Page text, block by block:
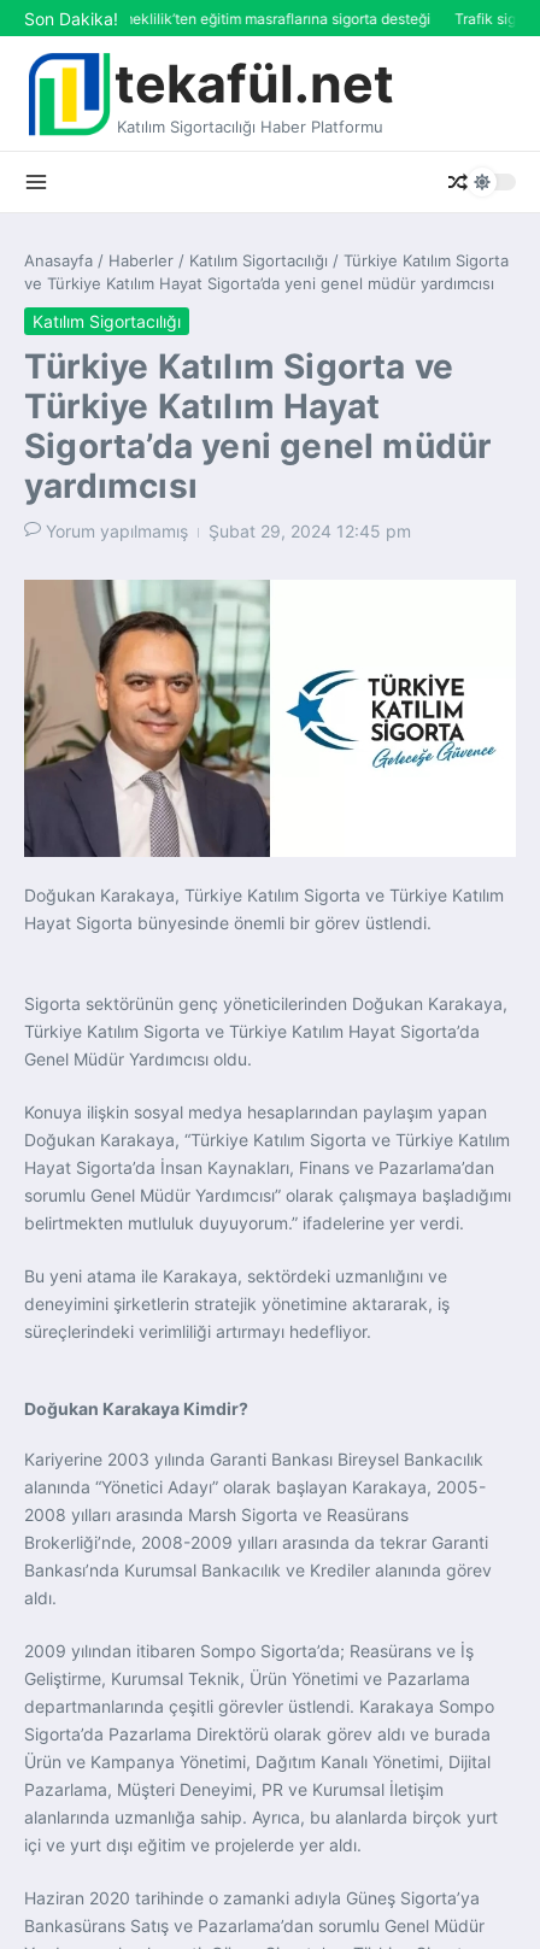
İçeriğe atla
Son Dakika!
Katılım Emeklilik’ten eğitim masraflarına sigorta desteği Trafik
tekafül.net
Katılım Sigortacılığı Haber Platformu
Anasayfa / Haberler / Katılım Sigortacılığı / Türkiye Katılım Sigorta
ve Türkiye Katılım Hayat Sigorta’da yeni genel müdür yardımcısı
Katılım Sigortacılığı
Türkiye Katılım Sigorta ve
Türkiye Katılım Hayat
Sigorta’da yeni genel müdür
yardımcısı
Yorum yapılmamış Şubat 29, 2024 12:45 pm
Doğukan Karakaya, Türkiye Katılım Sigorta ve Türkiye Katılım
Hayat Sigorta bünyesinde önemli bir görev üstlendi.
Sigorta sektörünün genç yöneticilerinden Doğukan Karakaya,
Türkiye Katılım Sigorta ve Türkiye Katılım Hayat Sigorta’da
Genel Müdür Yardımcısı oldu.
Konuya ilişkin sosyal medya hesaplarından paylaşım yapan
Doğukan Karakaya, “Türkiye Katılım Sigorta ve Türkiye Katılım
Hayat Sigorta’da İnsan Kaynakları, Finans ve Pazarlama’dan
sorumlu Genel Müdür Yardımcısı” olarak çalışmaya başladığımı
belirtmekten mutluluk duyuyorum.” ifadelerine yer verdi.
Bu yeni atama ile Karakaya, sektördeki uzmanlığını ve
deneyimini şirketlerin stratejik yönetimine aktararak, iş
süreçlerindeki verimliliği artırmayı hedefliyor.
Doğukan Karakaya Kimdir?
Kariyerine 2003 yılında Garanti Bankası Bireysel Bankacılık
alanında “Yönetici Adayı” olarak başlayan Karakaya, 2005-
2008 yılları arasında Marsh Sigorta ve Reasürans
Brokerliği’nde, 2008-2009 yılları arasında da tekrar Garanti
Bankası’nda Kurumsal Bankacılık ve Krediler alanında görev
aldı.
2009 yılından itibaren Sompo Sigorta’da; Reasürans ve İş
Geliştirme, Kurumsal Teknik, Ürün Yönetimi ve Pazarlama
departmanlarında çeşitli görevler üstlendi. Karakaya Sompo
Sigorta’da Pazarlama Direktörü olarak görev aldı ve burada
Ürün ve Kampanya Yönetimi, Dağıtım Kanalı Yönetimi, Dijital
Pazarlama, Müşteri Deneyimi, PR ve Kurumsal İletişim
alanlarında uzmanlığa sahip. Ayrıca, bu alanlarda birçok yurt
içi ve yurt dışı eğitim ve projelerde yer aldı.
Haziran 2020 tarihinde o zamanki adıyla Güneş Sigorta’ya
Bankasürans Satış ve Pazarlama’dan sorumlu Genel Müdür